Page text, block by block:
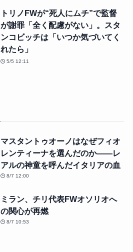
トリノFWが“死人にムチ”で監督
が謝罪「全く配慮がない」。スタ
ンコビッチは「いつか気づいてく
れたら」
5/5 12:11
マスタントゥオーノはなぜフィオ
レンティーナを選んだのか――レ
アルの神童を呼んだイタリアの血
8/7 12:00
ミラン、チリ代表FWオソリオへ
の関心が再燃
8/7 10:53